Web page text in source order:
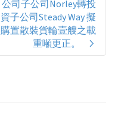
公司子公司Norley轉投
資子公司Steady Way 擬
購置散裝貨輪壹艘之載
重噸更正。